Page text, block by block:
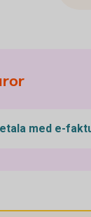
med e-